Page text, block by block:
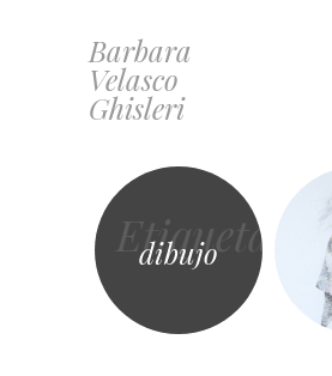
Barbara
Velasco
Ghisleri
Saltar al contenido
Etiqueta
dibujo